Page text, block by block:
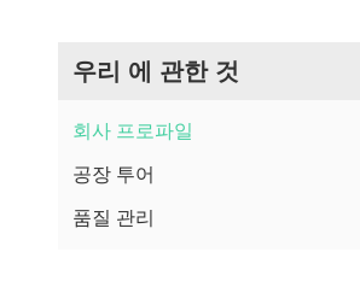
우리 에 관한 것
회사 프로파일
공장 투어
품질 관리